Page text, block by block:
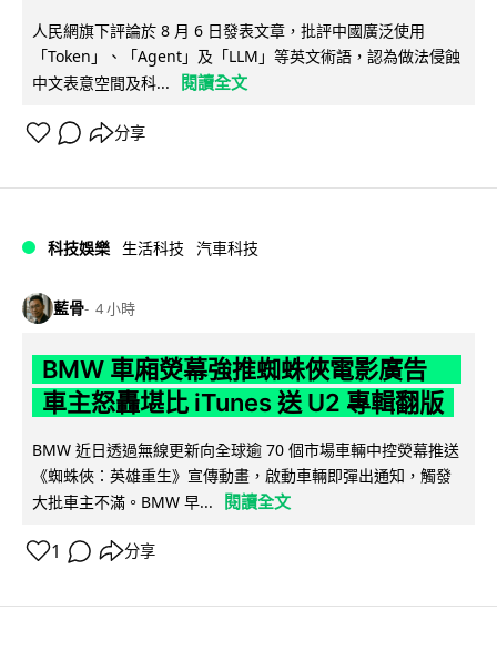
人民網旗下評論於 8 月 6 日發表文章，批評中國廣泛使用
「Token」、「Agent」及「LLM」等英文術語，認為做法侵蝕
中文表意空間及科...
閱讀全文
分享
科技娛樂 生活科技 汽車科技
藍骨 4 小時
BMW 車廂熒幕強推蜘蛛俠電影廣告
車主怒轟堪比 iTunes 送 U2 專輯翻版
BMW 近日透過無線更新向全球逾 70 個市場車輛中控熒幕推送
《蜘蛛俠：英雄重生》宣傳動畫，啟動車輛即彈出通知，觸發
大批車主不滿。BMW 早...
閱讀全文
1 分享